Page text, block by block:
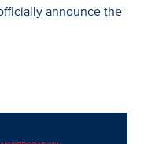
announce the